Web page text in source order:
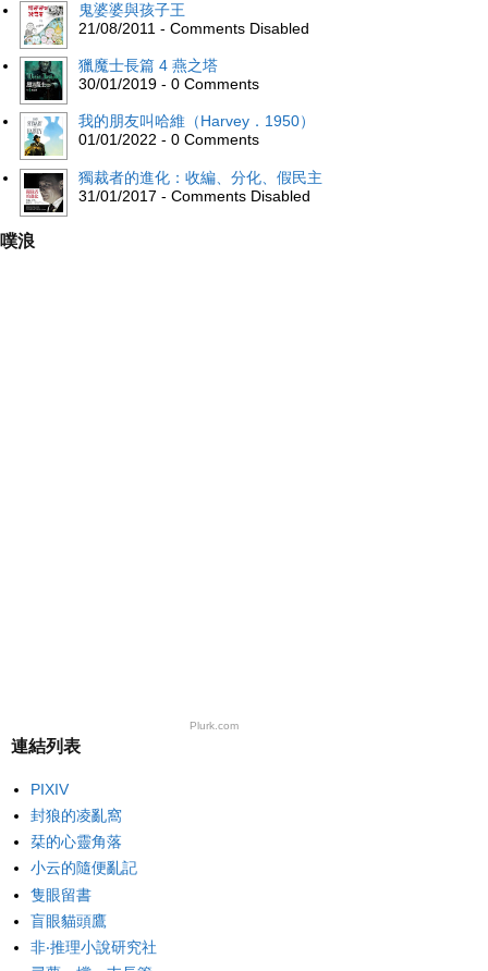
鬼婆婆與孩子王
21/08/2011 - Comments Disabled
獵魔士長篇 4 燕之塔
30/01/2019 - 0 Comments
我的朋友叫哈維（Harvey．1950）
01/01/2022 - 0 Comments
獨裁者的進化：收編、分化、假民主
31/01/2017 - Comments Disabled
噗浪
Plurk.com
連結列表
PIXIV
封狼的凌亂窩
栞的心靈角落
小云的隨便亂記
隻眼留書
盲眼貓頭鷹
非‧推理小說研究社